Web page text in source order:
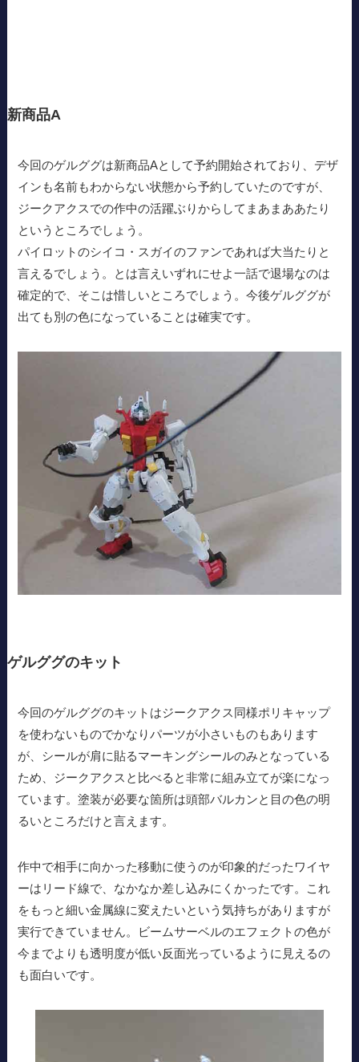
新商品A
今回のゲルググは新商品Aとして予約開始されており、デザ
インも名前もわからない状態から予約していたのですが、
ジークアクスでの作中の活躍ぶりからしてまあまああたり
というところでしょう。
パイロットのシイコ・スガイのファンであれば大当たりと
言えるでしょう。とは言えいずれにせよ一話で退場なのは
確定的で、そこは惜しいところでしょう。今後ゲルググが
出ても別の色になっていることは確実です。
ゲルググのキット
今回のゲルググのキットはジークアクス同様ポリキャップ
を使わないものでかなりパーツが小さいものもあります
が、シールが肩に貼るマーキングシールのみとなっている
ため、ジークアクスと比べると非常に組み立てが楽になっ
ています。塗装が必要な箇所は頭部バルカンと目の色の明
るいところだけと言えます。
作中で相手に向かった移動に使うのが印象的だったワイヤ
ーはリード線で、なかなか差し込みにくかったです。これ
をもっと細い金属線に変えたいという気持ちがありますが
実行できていません。ビームサーベルのエフェクトの色が
今までよりも透明度が低い反面光っているように見えるの
も面白いです。